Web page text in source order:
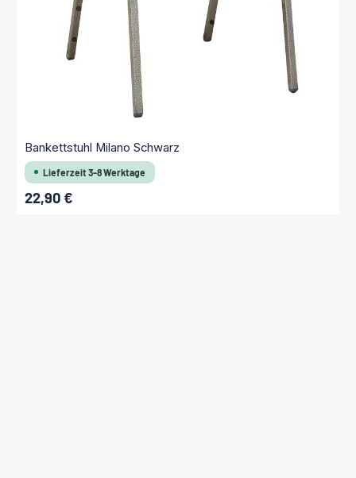
Bankettstuhl Milano Schwarz
Lieferzeit 3-8 Werktage
Regulärer Preis:
22,90 €